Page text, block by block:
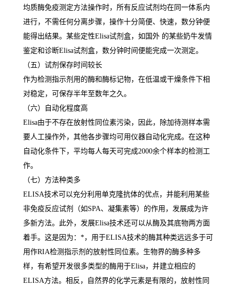
均质酶免疫测定方法操作时，所有反应试剂均在同一体系内
进行，不需任何分离步骤，操作十分简便、快速，数分钟便
能得出结果。某些定性Elisa试剂盒，如国外 的某些奶牛发情
鉴定和诊断Elisa试剂盒，数分钟时间便能完成一次测定。
（五）试剂保存时间较长
作为检测指示剂用的酶和酶标记物，在低温或干燥条件下相
对稳定，可保存半年至数年之久。
（六）自动化程度高
Elisa由于不存在放射性同位素污染，因此，除加待测样本需
要人工操作外，其他各步骤均可用仪器自动化完成。在这种
自动化条件下，平均每人每天可完成2000余个样本的检测工
作。
（七）方法种类多
ELISA技术可以充分利用单克隆抗体的优点，并能利用某些
非免疫反应试剂（如 SPA、凝集素等）的作用，发展成为许
多新方法。此外，发展Elisa技术还可以从酶及其底物两方面
着手。这是因为： *，用于ELISA技术的酶其种类远远多于可
用作RIA检测指示剂的放射性同位素。生物界的酶多种多
样，有希望开发很多类型的酶用于Elisa，并建立相应的
ELISA方法。相反，自然界的化学元素是有限的，放射性同